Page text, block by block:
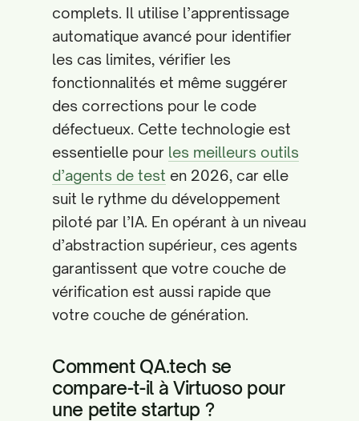
complets. Il utilise l’apprentissage
automatique avancé pour identifier
les cas limites, vérifier les
fonctionnalités et même suggérer
des corrections pour le code
défectueux. Cette technologie est
essentielle pour les meilleurs outils
d’agents de test en 2026, car elle
suit le rythme du développement
piloté par l’IA. En opérant à un niveau
d’abstraction supérieur, ces agents
garantissent que votre couche de
vérification est aussi rapide que
votre couche de génération.
Comment QA.tech se
compare-t-il à Virtuoso pour
une petite startup ?